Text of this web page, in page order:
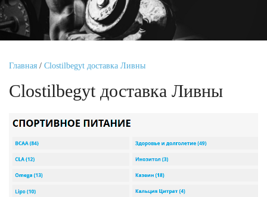
Главная / Clostilbegyt доставка Ливны
Clostilbegyt доставка Ливны